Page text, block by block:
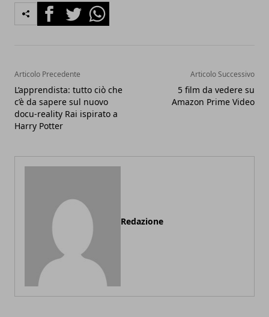
FacebookTwitterWhatsapp
Articolo Precedente
L’apprendista: tutto ciò che
c’è da sapere sul nuovo
docu-reality Rai ispirato a
Harry Potter
Articolo Successivo
5 film da vedere su
Amazon Prime Video
Redazione